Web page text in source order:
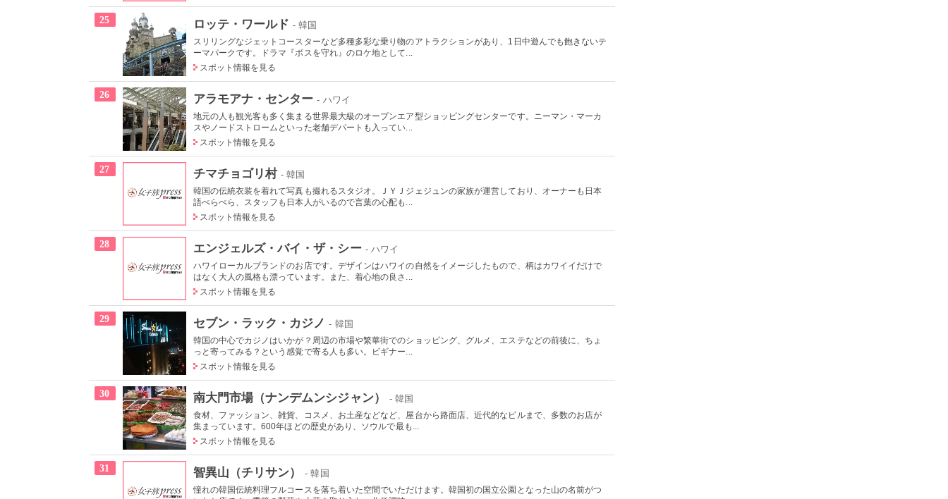
25 ロッテ・ワールド - 韓国
スリリングなジェットコースターなど多種多彩な乗り物のアトラクションがあり、1日中遊んでも飽きないテ
ーマパークです。ドラマ『ボスを守れ』のロケ地として...
スポット情報を見る
26 アラモアナ・センター - ハワイ
地元の人も観光客も多く集まる世界最大級のオープンエア型ショッピングセンターです。ニーマン・マーカ
スやノードストロームといった老舗デパートも入ってい...
スポット情報を見る
27 チマチョゴリ村 - 韓国
韓国の伝統衣装を着れて写真も撮れるスタジオ。ＪＹＪジェジュンの家族が運営しており、オーナーも日本
語ぺらぺら、スタッフも日本人がいるので言葉の心配も...
スポット情報を見る
28 エンジェルズ・バイ・ザ・シー - ハワイ
ハワイローカルブランドのお店です。デザインはハワイの自然をイメージしたもので、柄はカワイイだけで
はなく大人の風格も漂っています。また、着心地の良さ...
スポット情報を見る
29 セブン・ラック・カジノ - 韓国
韓国の中心でカジノはいかが？周辺の市場や繁華街でのショッピング、グルメ、エステなどの前後に、ちょ
っと寄ってみる？という感覚で寄る人も多い。ビギナー...
スポット情報を見る
30 南大門市場（ナンデムンシジャン） - 韓国
食材、ファッション、雑貨、コスメ、お土産などなど、屋台から路面店、近代的なビルまで、多数のお店が
集まっています。600年ほどの歴史があり、ソウルで最も...
スポット情報を見る
31 智異山（チリサン） - 韓国
憧れの韓国伝統料理フルコースを落ち着いた空間でいただけます。韓国初の国立公園となった山の名前がつ